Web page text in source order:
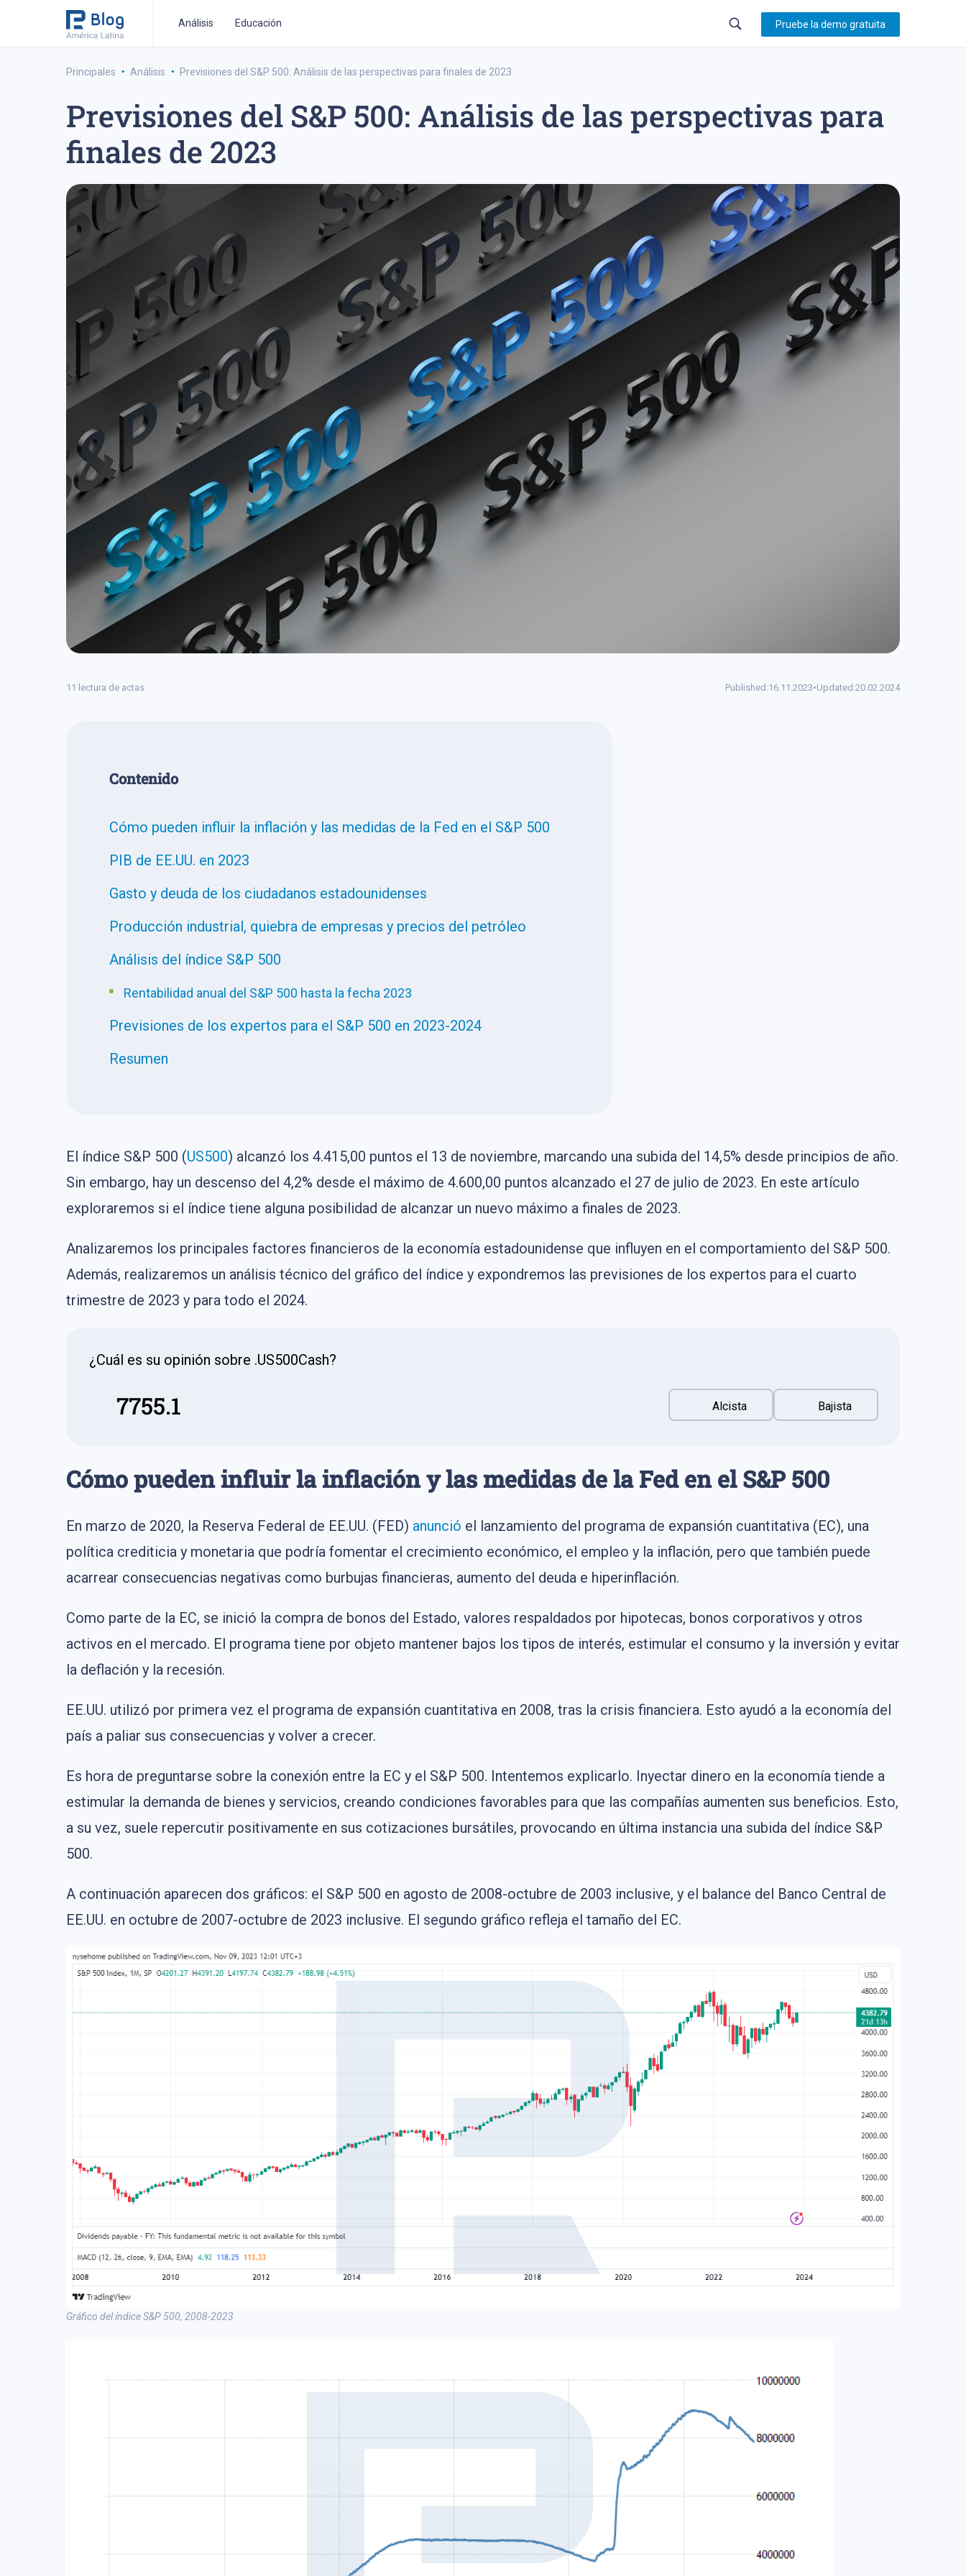
Análisis Educación
estrategia de trading a medio-plazo estrategia de trading a largo plazo estrategia de trading a corto plazo ipo 2023 trading en forex sistema de trading
Pruebe la demo gratuita
Principales · Análisis · Previsiones del S&P 500: Análisis de las perspectivas para finales de 2023
Previsiones del S&P 500: Análisis de las perspectivas para
finales de 2023
11 lectura de actas Published:16.11.2023•Updated:20.02.2024
Сontenido
Cómo pueden influir la inflación y las medidas de la Fed en el S&P 500
PIB de EE.UU. en 2023
Gasto y deuda de los ciudadanos estadounidenses
Producción industrial, quiebra de empresas y precios del petróleo
Análisis del índice S&P 500
Rentabilidad anual del S&P 500 hasta la fecha 2023
Previsiones de los expertos para el S&P 500 en 2023-2024
Resumen
El índice S&P 500 (US500) alcanzó los 4.415,00 puntos el 13 de noviembre, marcando una subida del 14,5% desde principios de año.
Sin embargo, hay un descenso del 4,2% desde el máximo de 4.600,00 puntos alcanzado el 27 de julio de 2023. En este artículo
exploraremos si el índice tiene alguna posibilidad de alcanzar un nuevo máximo a finales de 2023.
Analizaremos los principales factores financieros de la economía estadounidense que influyen en el comportamiento del S&P 500.
Además, realizaremos un análisis técnico del gráfico del índice y expondremos las previsiones de los expertos para el cuarto
trimestre de 2023 y para todo el 2024.
¿Cuál es su opinión sobre .US500Cash?
7755.1 Alcista Bajista
Cómo pueden influir la inflación y las medidas de la Fed en el S&P 500
En marzo de 2020, la Reserva Federal de EE.UU. (FED) anunció el lanzamiento del programa de expansión cuantitativa (EC), una
política crediticia y monetaria que podría fomentar el crecimiento económico, el empleo y la inflación, pero que también puede
acarrear consecuencias negativas como burbujas financieras, aumento del deuda e hiperinflación.
Como parte de la EC, se inició la compra de bonos del Estado, valores respaldados por hipotecas, bonos corporativos y otros
activos en el mercado. El programa tiene por objeto mantener bajos los tipos de interés, estimular el consumo y la inversión y evitar
la deflación y la recesión.
EE.UU. utilizó por primera vez el programa de expansión cuantitativa en 2008, tras la crisis financiera. Esto ayudó a la economía del
país a paliar sus consecuencias y volver a crecer.
Es hora de preguntarse sobre la conexión entre la EC y el S&P 500. Intentemos explicarlo. Inyectar dinero en la economía tiende a
estimular la demanda de bienes y servicios, creando condiciones favorables para que las compañías aumenten sus beneficios. Esto,
a su vez, suele repercutir positivamente en sus cotizaciones bursátiles, provocando en última instancia una subida del índice S&P
500.
A continuación aparecen dos gráficos: el S&P 500 en agosto de 2008-octubre de 2003 inclusive, y el balance del Banco Central de
EE.UU. en octubre de 2007-octubre de 2023 inclusive. El segundo gráfico refleja el tamaño del EC.
Gráfico del índice S&P 500, 2008-2023